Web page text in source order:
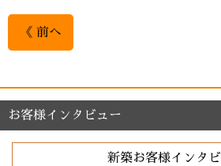
《 前へ
お客様インタビュー
新築お客様インタ